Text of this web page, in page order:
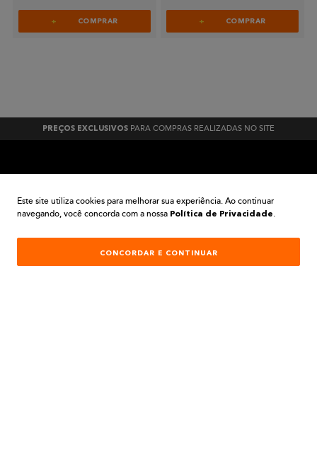
COMPRAR COMPRAR
PREÇOS EXCLUSIVOS PARA COMPRAS REALIZADAS NO SITE
INSTITUCIONAL
AJUDA E SUPORTE
Este site utiliza cookies para melhorar sua experiência. Ao continuar
navegando, você concorda com a nossa Política de Privacidade.
CONCORDAR E CONTINUAR